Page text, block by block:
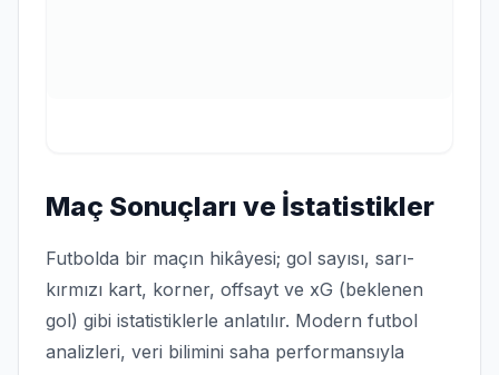
Maç Sonuçları ve İstatistikler
Futbolda bir maçın hikâyesi; gol sayısı, sarı-
kırmızı kart, korner, offsayt ve xG (beklenen
gol) gibi istatistiklerle anlatılır. Modern futbol
analizleri, veri bilimini saha performansıyla